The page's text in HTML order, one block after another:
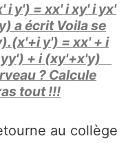
i y') = xx' i xy' i yx'
a écrit Voila se
y') = xx' + i
+ i (xy'+x'y)
? Calcule
tout !!!
au collège